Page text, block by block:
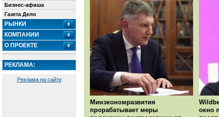
Бизнес-афиша
Газета Дело
РЫНКИ
КОМПАНИИ
О ПРОЕКТЕ
РЕКЛАМА:
Реклама на сайте
Минэкономразвития
прорабатывает меры
окно